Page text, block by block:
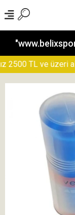
2500 TL ve üzeri